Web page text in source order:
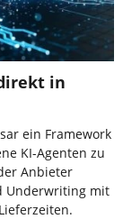
in
ein Framework
KI-Agenten zu
Anbieter
Underwriting mit